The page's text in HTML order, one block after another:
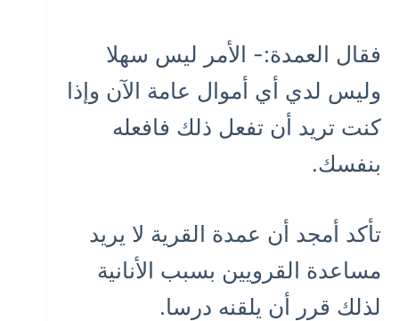
فقال العمدة:- الأمر ليس سهلا
وليس لدي أي أموال عامة الآن وإذا
كنت تريد أن تفعل ذلك فافعله
بنفسك.
تأكد أمجد أن عمدة القرية لا يريد
مساعدة القرويين بسبب الأنانية
لذلك قرر أن يلقنه درسا.